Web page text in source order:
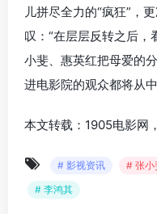
儿拼尽全力的“疯狂”，
叹：“在层层反转之后
小斐、惠英红把母爱的
进电影院的观众都将从
本文转载：1905电影网
# 影视资讯 # 张小
# 李鸿其